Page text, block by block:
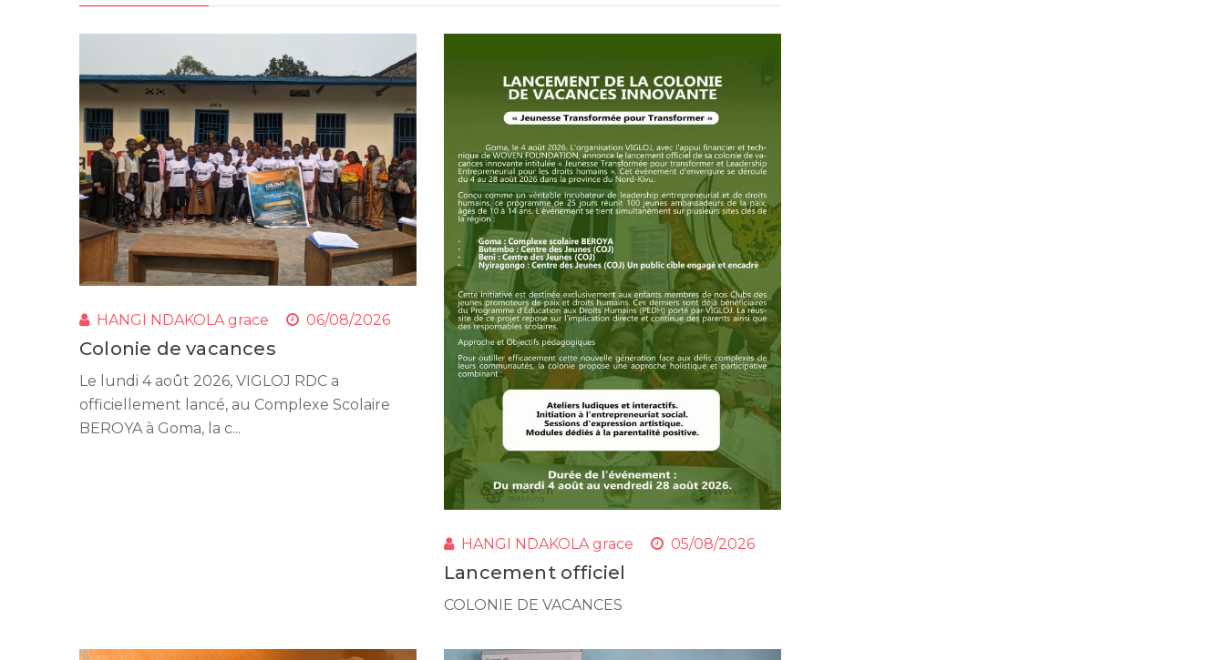
HANGI NDAKOLA grace 06/08/2026
Colonie de vacances
Le lundi 4 août 2026, VIGLOJ RDC a
officiellement lancé, au Complexe Scolaire
BEROYA à Goma, la c...
HANGI NDAKOLA grace 05/08/2026
Lancement officiel
COLONIE DE VACANCES